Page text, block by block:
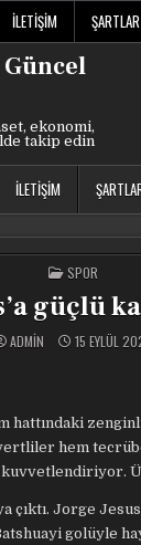
İLETIŞIM
ekonomi,
takip edin
İLETIŞIM
POSTED
IN
SPOR
güçlü
ADMIN 15 EYLÜL
hattındaki
hem
Jorge
golüyle